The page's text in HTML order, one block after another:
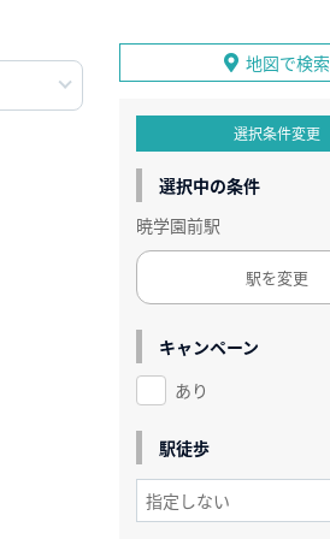
地図で検索
選択条件変更
選択中の条件
暁学園前駅
駅を変更
キャンペーン
あり
駅徒歩